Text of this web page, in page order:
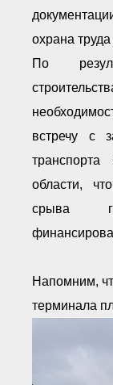
охрана
По
встречу с
области,
срыва
Напомним,
терминала